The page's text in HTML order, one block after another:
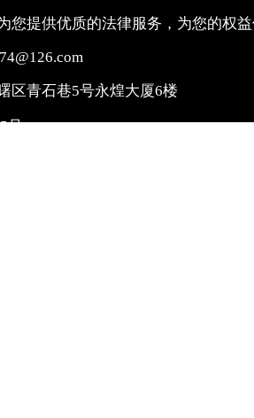
您提供优质的法律服务，为您的权
区青石巷5号永煌大厦6楼
号